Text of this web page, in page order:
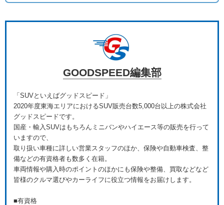
GOODSPEED編集部
「SUVといえばグッドスピード」
2020年度東海エリアにおけるSUV販売台数5,000台以上の株式会社
グッドスピードです。
国産・輸入SUVはもちろんミニバンやハイエース等の販売を行って
いますので、
取り扱い車種に詳しい営業スタッフのほか、保険や自動車検査、整
備などの有資格者も数多く在籍。
車両情報や購入時のポイントのほかにも保険や整備、買取などなど
皆様のクルマ選びやカーライフに役立つ情報をお届けします。
■有資格